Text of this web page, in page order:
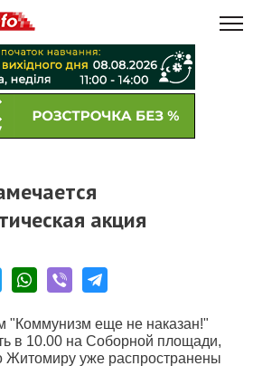
акция
"Коммунизм еще не наказан!"
в 10.00 на Соборной площади,
Житомиру уже распространены